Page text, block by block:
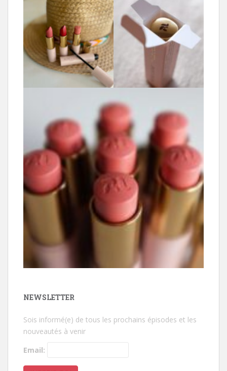
NEWSLETTER
Sois informé(e) de tous les prochains épisodes et les
nouveautés à venir
Email: